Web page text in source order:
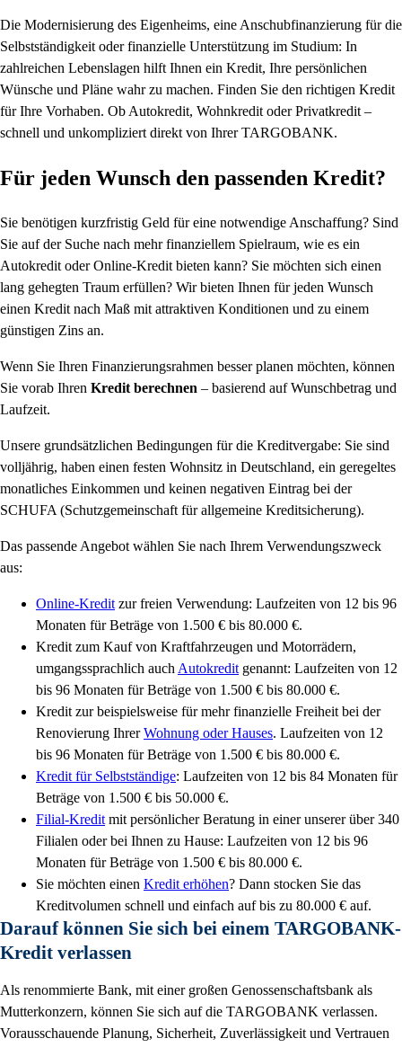
Die Modernisierung des Eigenheims, eine Anschubfinanzierung für die
Selbstständigkeit oder finanzielle Unterstützung im Studium: In
zahlreichen Lebenslagen hilft Ihnen ein Kredit, Ihre persönlichen
Wünsche und Pläne wahr zu machen. Finden Sie den richtigen Kredit
für Ihre Vorhaben. Ob Autokredit, Wohnkredit oder Privatkredit –
schnell und unkompliziert direkt von Ihrer TARGOBANK.
Für jeden Wunsch den passenden Kredit?
Sie benötigen kurzfristig Geld für eine notwendige Anschaffung? Sind
Sie auf der Suche nach mehr finanziellem Spielraum, wie es ein
Autokredit oder Online-Kredit bieten kann? Sie möchten sich einen
lang gehegten Traum erfüllen? Wir bieten Ihnen für jeden Wunsch
einen Kredit nach Maß mit attraktiven Konditionen und zu einem
günstigen Zins an.
Wenn Sie Ihren Finanzierungsrahmen besser planen möchten, können
Sie vorab Ihren Kredit berechnen – basierend auf Wunschbetrag und
Laufzeit.
Unsere grundsätzlichen Bedingungen für die Kreditvergabe: Sie sind
volljährig, haben einen festen Wohnsitz in Deutschland, ein geregeltes
monatliches Einkommen und keinen negativen Eintrag bei der
SCHUFA (Schutzgemeinschaft für allgemeine Kreditsicherung).
Das passende Angebot wählen Sie nach Ihrem Verwendungszweck
aus:
Online-Kredit zur freien Verwendung: Laufzeiten von 12 bis 96
Monaten für Beträge von 1.500 € bis 80.000 €.
Kredit zum Kauf von Kraftfahrzeugen und Motorrädern,
umgangssprachlich auch Autokredit genannt: Laufzeiten von 12
bis 96 Monaten für Beträge von 1.500 € bis 80.000 €.
Kredit zur beispielsweise für mehr finanzielle Freiheit bei der
Renovierung IhrerWohnung oder Hauses. Laufzeiten von 12
bis 96 Monaten für Beträge von 1.500 € bis 80.000 €.
Kredit für Selbstständige: Laufzeiten von 12 bis 84 Monaten für
Beträge von 1.500 € bis 50.000 €.
Filial-Kredit mit persönlicher Beratung in einer unserer über 340
Filialen oder bei Ihnen zu Hause: Laufzeiten von 12 bis 96
Monaten für Beträge von 1.500 € bis 80.000 €.
Sie möchten einen Kredit erhöhen? Dann stocken Sie das
Kreditvolumen schnell und einfach auf bis zu 80.000 € auf.
Darauf können Sie sich bei einem TARGOBANK-
Kredit verlassen
Als renommierte Bank, mit einer großen Genossenschaftsbank als
Mutterkonzern, können Sie sich auf die TARGOBANK verlassen.
Vorausschauende Planung, Sicherheit, Zuverlässigkeit und Vertrauen